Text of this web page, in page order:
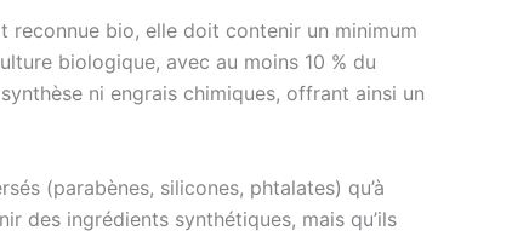
reconnue bio, elle doit contenir un minimum
biologique, avec au moins 10 % du
ni engrais chimiques, offrant ainsi un
(parabènes, silicones, phtalates) qu’à
des ingrédients synthétiques, mais qu’ils